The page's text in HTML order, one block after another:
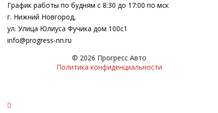
График работы по будням с 8:30 до 17:00 по мск
г. Нижний Новгород,
ул. Улица Юлиуса Фучика дом 100с1
info@progress-nn.ru
© 2026 Прогресс Авто
Политика конфиденциальности